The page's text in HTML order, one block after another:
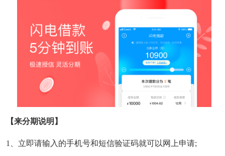
【来分期说明】
1、立即请输入的手机号和短信验证码就可以网上申请;